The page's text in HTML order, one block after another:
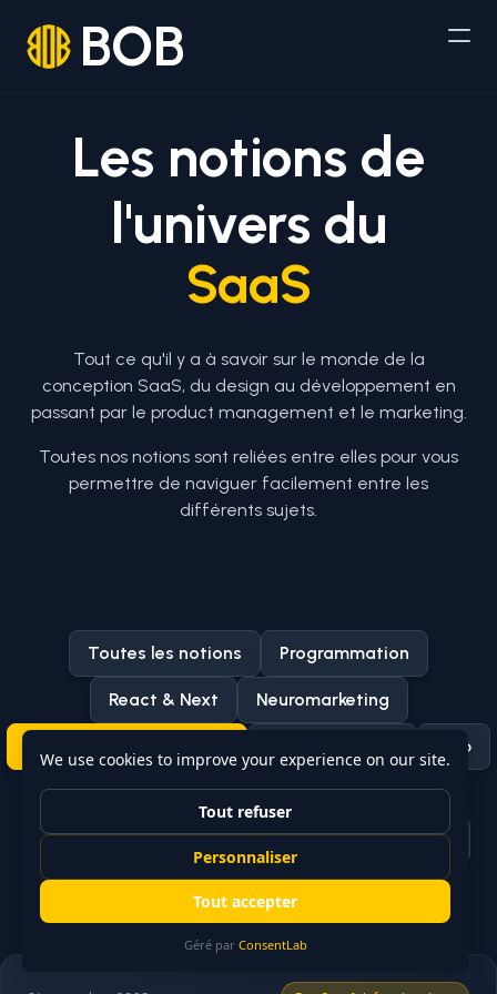
BOB
Les notions de
l'univers du
SaaS
Tout ce qu'il y a à savoir sur le monde de la
conception SaaS, du design au développement en
passant par le product management et le marketing.
Toutes nos notions sont reliées entre elles pour vous
permettre de naviguer facilement entre les
différents sujets.
Toutes les notions Programmation
React & Next Neuromarketing
Web
Bases de données JavaScript & TypeScript
Technologies & Librairies Design Testing
Unity Marketing SEO